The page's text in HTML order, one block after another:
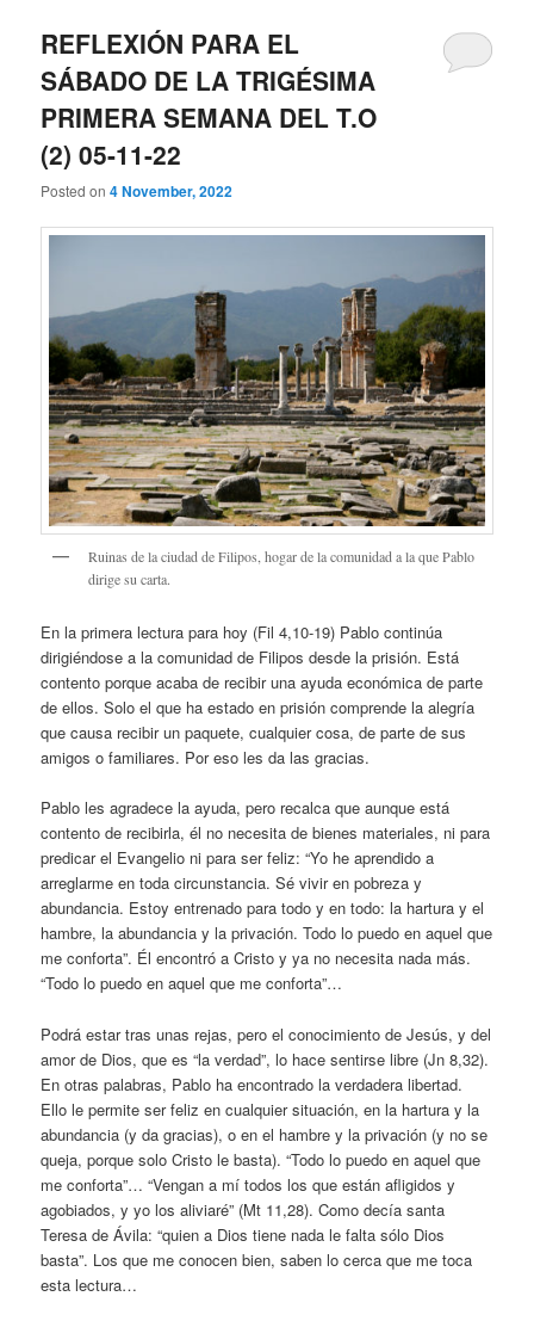
REFLEXIÓN PARA EL
SÁBADO DE LA TRIGÉSIMA
PRIMERA SEMANA DEL T.O
(2) 05-11-22
Posted on4 November, 2022
Ruinas de la ciudad de Filipos, hogar de la comunidad a la que Pablo
dirige su carta.
En la primera lectura para hoy (Fil 4,10-19) Pablo continúa
dirigiéndose a la comunidad de Filipos desde la prisión. Está
contento porque acaba de recibir una ayuda económica de parte
de ellos. Solo el que ha estado en prisión comprende la alegría
que causa recibir un paquete, cualquier cosa, de parte de sus
amigos o familiares. Por eso les da las gracias.
Pablo les agradece la ayuda, pero recalca que aunque está
contento de recibirla, él no necesita de bienes materiales, ni para
predicar el Evangelio ni para ser feliz: “Yo he aprendido a
arreglarme en toda circunstancia. Sé vivir en pobreza y
abundancia. Estoy entrenado para todo y en todo: la hartura y el
hambre, la abundancia y la privación. Todo lo puedo en aquel que
me conforta”. Él encontró a Cristo y ya no necesita nada más.
“Todo lo puedo en aquel que me conforta”…
Podrá estar tras unas rejas, pero el conocimiento de Jesús, y del
amor de Dios, que es “la verdad”, lo hace sentirse libre (Jn 8,32).
En otras palabras, Pablo ha encontrado la verdadera libertad.
Ello le permite ser feliz en cualquier situación, en la hartura y la
abundancia (y da gracias), o en el hambre y la privación (y no se
queja, porque solo Cristo le basta). “Todo lo puedo en aquel que
me conforta”… “Vengan a mí todos los que están afligidos y
agobiados, y yo los aliviaré” (Mt 11,28). Como decía santa
Teresa de Ávila: “quien a Dios tiene nada le falta sólo Dios
basta”. Los que me conocen bien, saben lo cerca que me toca
esta lectura…